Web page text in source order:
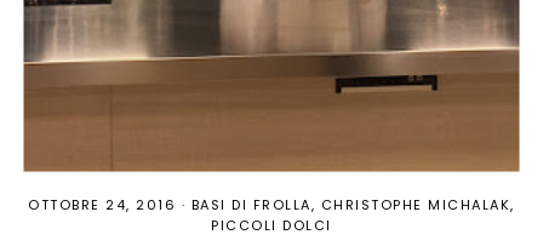
OTTOBRE 24, 2016 · BASI DI FROLLA
CHRISTOPHE MICHALAK
PICCOLI DOLCI